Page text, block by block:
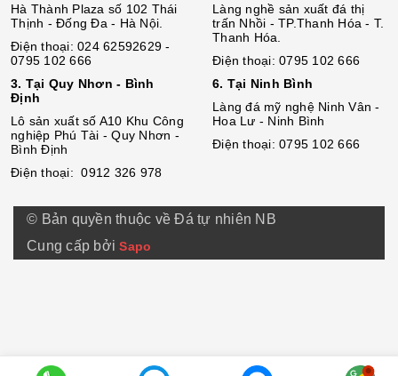
Hà Thành Plaza số 102 Thái
Thịnh - Đống Đa - Hà Nội.
Điện thoại: 024 62592629 -
0795 102 666
3. Tại Quy Nhơn - Bình
Định
Lô sản xuất số A10 Khu Công
nghiệp Phú Tài - Quy Nhơn -
Bình Định
Điện thoại: 0912 326 978
Làng nghề sản xuất đá thị
trấn Nhồi - TP.Thanh Hóa - T.
Thanh Hóa.
Điện thoại: 0795 102 666
6. Tại Ninh Bình
Làng đá mỹ nghệ Ninh Vân -
Hoa Lư - Ninh Bình
Điện thoại: 0795 102 666
© Bản quyền thuộc về Đá tự nhiên NB
Cung cấp bởiSapo